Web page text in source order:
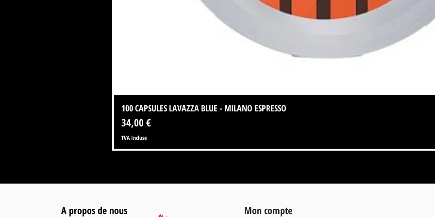
100 CAPSULES LAVAZZA BLUE - MILANO ESPRESSO
Prix
34,00 €
TVA Incluse
A propos de nous Mon compte